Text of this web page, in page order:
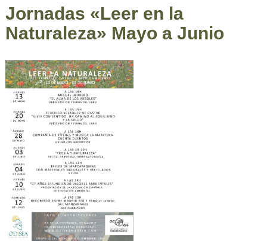
Jornadas «Leer en la
Naturaleza» Mayo a Junio